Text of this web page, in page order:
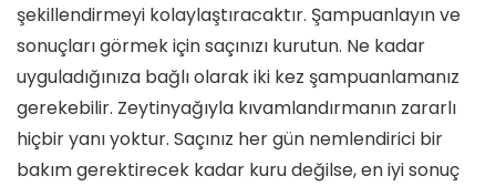
şekillendirmeyi kolaylaştıracaktır. Şampuanlayın ve
sonuçları görmek için saçınızı kurutun. Ne kadar
uyguladığınıza bağlı olarak iki kez şampuanlamanız
gerekebilir. Zeytinyağıyla kıvamlandırmanın zararlı
hiçbir yanı yoktur. Saçınız her gün nemlendirici bir
bakım gerektirecek kadar kuru değilse, en iyi sonuç